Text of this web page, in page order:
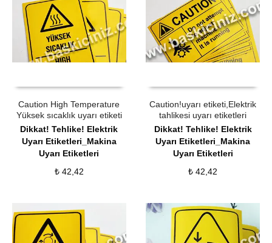
Caution High Temperature
Yüksek sıcaklık uyarı etiketi
Dikkat! Tehlike! Elektrik
Uyarı Etiketleri_Makina
Uyarı Etiketleri
₺42,42
Caution!uyarı etiketi,Elektrik
tahlikesi uyarı etiketleri
Dikkat! Tehlike! Elektrik
Uyarı Etiketleri_Makina
Uyarı Etiketleri
₺ 42,42